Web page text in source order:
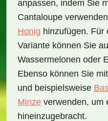
anpassen, indem Sie
Cantaloupe
Honig hinzufügen. Für
Variante können Sie
Wassermelonen oder
Ebenso können Sie
und beispielsweise
Minzeverwenden, um
hineinzugebracht.